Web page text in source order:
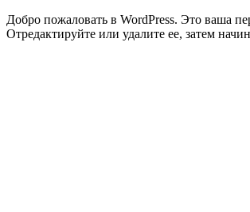
Добро пожаловать в WordPress. Это ваша
Отредактируйте или удалите ее, затем